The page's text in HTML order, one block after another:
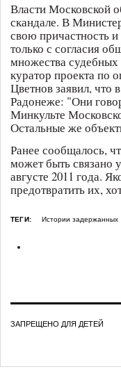
Власти Московской
скандале. В
свою причастность
только с согласия
множества судебных
куратор проекта по
Цветнов заявил, что
Радонеже: "Они
Минкульте
Остальные же
Ранее сообщалось,
может быть связано
августе 2011 года.
предотвратить их,
ТЕГИ: Истории задержанных
ЗАПРЕЩЕНО ДЛЯ ДЕТЕЙ